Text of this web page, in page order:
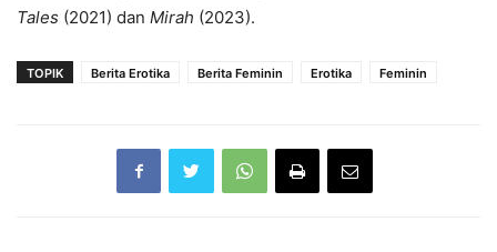
Tales (2021) dan Mirah (2023).
TOPIK Berita Erotika Berita Feminin Erotika Feminin